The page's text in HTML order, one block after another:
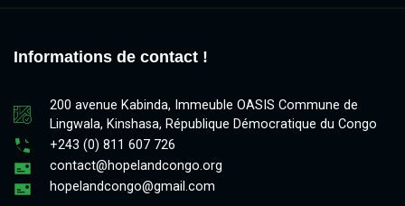
Informations de contact !
200 avenue Kabinda, Immeuble OASIS Commune de
Lingwala, Kinshasa, République Démocratique du Congo
+243 (0) 811 607 726
contact@hopelandcongo.org
hopelandcongo@gmail.com